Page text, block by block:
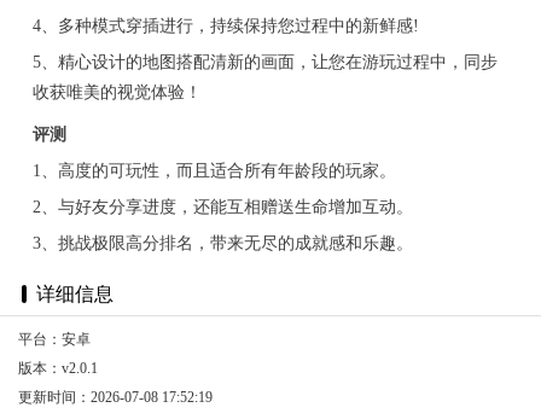
4、多种模式穿插进行，持续保持您过程中的新鲜感!
5、精心设计的地图搭配清新的画面，让您在游玩过程中，同步
收获唯美的视觉体验！
评测
1、高度的可玩性，而且适合所有年龄段的玩家。
2、与好友分享进度，还能互相赠送生命增加互动。
3、挑战极限高分排名，带来无尽的成就感和乐趣。
详细信息
平台：安卓
版本：v2.0.1
更新时间：2026-07-08 17:52:19